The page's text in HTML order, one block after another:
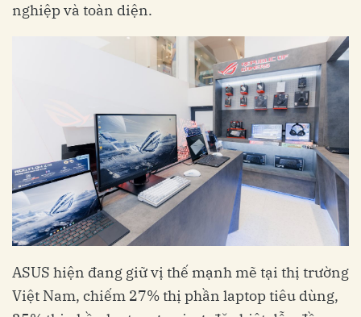
nghiệp và toàn diện.
ASUS hiện đang giữ vị thế mạnh mẽ tại thị trường
Việt Nam, chiếm 27% thị phần laptop tiêu dùng,